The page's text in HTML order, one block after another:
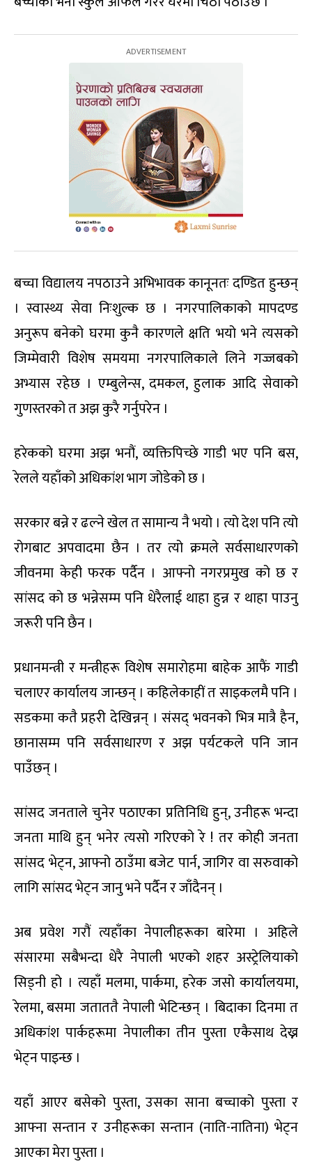
बच्चा विद्यालय नपठाउने अभिभावक कानूनतः दण्डित हुन्छन्
। स्वास्थ्य सेवा निःशुल्क छ । नगरपालिकाको मापदण्ड
अनुरूप बनेको घरमा कुनै कारणले क्षति भयो भने त्यसको
जिम्मेवारी विशेष समयमा नगरपालिकाले लिने गज्जबको
अभ्यास रहेछ । एम्बुलेन्स, दमकल, हुलाक आदि सेवाको
गुणस्तरको त अझ कुरै गर्नुपरेन ।
हरेकको घरमा अझ भनौं, व्यक्तिपिच्छे गाडी भए पनि बस,
रेलले यहाँको अधिकांश भाग जोडेको छ ।
सरकार बन्ने र ढल्ने खेल त सामान्य नै भयो । त्यो देश पनि त्यो
रोगबाट अपवादमा छैन । तर त्यो क्रमले सर्वसाधारणको
जीवनमा केही फरक पर्दैन । आफ्नो नगरप्रमुख को छ र
सांसद को छ भन्नेसम्म पनि धेरैलाई थाहा हुन्न र थाहा पाउनु
जरूरी पनि छैन ।
प्रधानमन्त्री र मन्त्रीहरू विशेष समारोहमा बाहेक आफैं गाडी
चलाएर कार्यालय जान्छन् । कहिलेकाहीं त साइकलमै पनि ।
सडकमा कतै प्रहरी देखिन्नन् । संसद् भवनको भित्र मात्रै हैन,
छानासम्म पनि सर्वसाधारण र अझ पर्यटकले पनि जान
पाउँछन् ।
सांसद जनताले चुनेर पठाएका प्रतिनिधि हुन्, उनीहरू भन्दा
जनता माथि हुन् भनेर त्यसो गरिएको रे ! तर कोही जनता
सांसद भेट्न, आफ्नो ठाउँमा बजेट पार्न, जागिर वा सरुवाको
लागि सांसद भेट्न जानु भने पर्दैन र जाँदैनन् ।
अब प्रवेश गरौं त्यहाँका नेपालीहरूका बारेमा । अहिले
संसारमा सबैभन्दा धेरै नेपाली भएको शहर अस्ट्रेलियाको
सिड्नी हो । त्यहाँ मलमा, पार्कमा, हरेक जसो कार्यालयमा,
रेलमा, बसमा जताततै नेपाली भेटिन्छन् । बिदाका दिनमा त
अधिकांश पार्कहरूमा नेपालीका तीन पुस्ता एकैसाथ देख्न
भेट्न पाइन्छ ।
यहाँ आएर बसेको पुस्ता, उसका साना बच्चाको पुस्ता र
आफ्ना सन्तान र उनीहरूका सन्तान (नाति-नातिना) भेट्न
आएका मेरा पुस्ता ।